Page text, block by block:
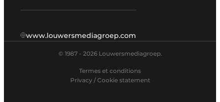
www.louwersmediagroep.com
© 1987 - 2026 Louwersmediagroep.
Termes et conditions
Privacy / Cookie statement